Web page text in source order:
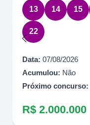
13 14 15
22
Data: 07/08/2026
Acumulou: Não
Próximo concurso:
R$ 2.000.000